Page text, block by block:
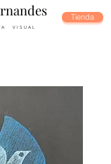
V I S U A L
Tienda